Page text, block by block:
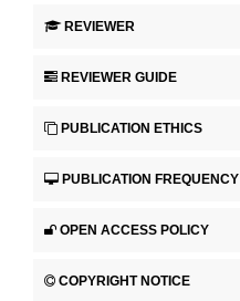
REVIEWER
REVIEWER GUIDE
PUBLICATION ETHICS
PUBLICATION FREQUENCY
OPEN ACCESS POLICY
COPYRIGHT NOTICE